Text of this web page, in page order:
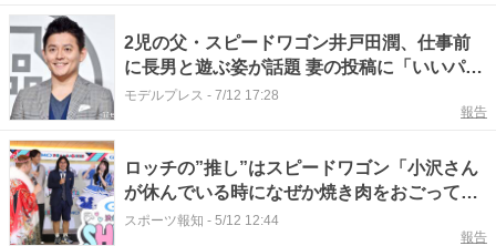
2児の父・スピードワゴン井戸田潤、仕事前
に長男と遊ぶ姿が話題 妻の投稿に「いいパパ
すぎる」「息子くん嬉しそう」の声
モデルプレス - 7/12 17:28
報告
ロッチの”推し”はスピードワゴン「小沢さん
が休んでいる時になぜか焼き肉をおごっても
らった」事務所超えたお笑いイベント開催
スポーツ報知 - 5/12 12:44
報告